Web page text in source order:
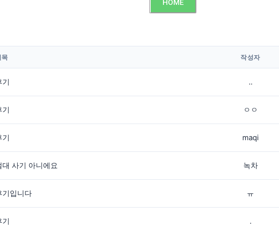
HOME
목 작성자
기 ..
기 ㅇㅇ
기 maqi
대 사기 아니에요 녹차
기입니다 ㅠ
기 .